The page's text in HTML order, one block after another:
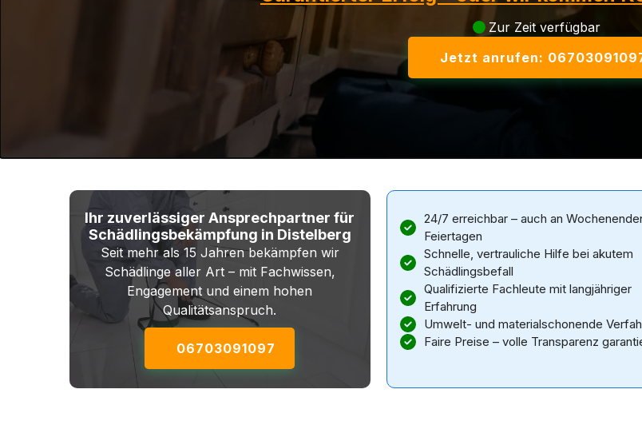
Zur Zeit verfügbar
Jetzt anrufen:
Ihr zuverlässiger Ansprechpartner für
Schädlingsbekämpfung in Distelberg
Seit mehr als 15 Jahren bekämpfen wir
Schädlinge aller Art – mit Fachwissen,
Engagement und einem hohen
Qualitätsanspruch.
06703091097
24/7 erreichbar – auch an
Feiertagen
Schnelle, vertrauliche Hilfe bei akutem
Schädlingsbefall
Qualifizierte Fachleute mit langjähriger
Erfahrung
Umwelt- und materialschonende
Faire Preise – volle Transparenz